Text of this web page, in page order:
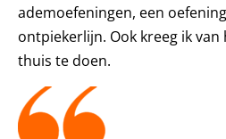
ademoefeningen, een
ontpiekerlijn. Ook kreeg ik
thuis te doen.